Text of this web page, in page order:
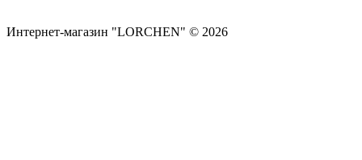
Интернет-магазин "LORCHEN" © 2026